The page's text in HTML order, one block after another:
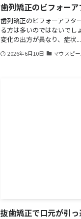
歯列矯正のビフォー
歯列矯正のビフォーアフタ
る方は多いのではないでし
変化の出方が異なり、症状...
2026年6月10日 マウスピ
抜歯矯正で口元が引